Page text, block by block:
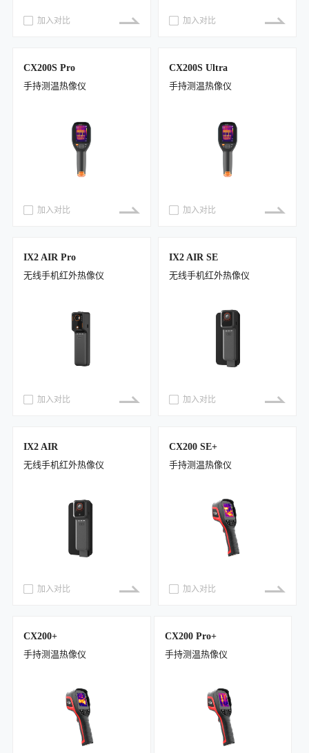
加入对比 加入对比
CX200S Pro
手持测温热像仪
加入对比
CX200S Ultra
手持测温热像仪
加入对比
IX2 AIR Pro
无线手机红外热像仪
加入对比
IX2 AIR SE
无线手机红外热像仪
加入对比
IX2 AIR
无线手机红外热像仪
加入对比
CX200 SE+
手持测温热像仪
加入对比
CX200+
手持测温热像仪
CX200 Pro+
手持测温热像仪